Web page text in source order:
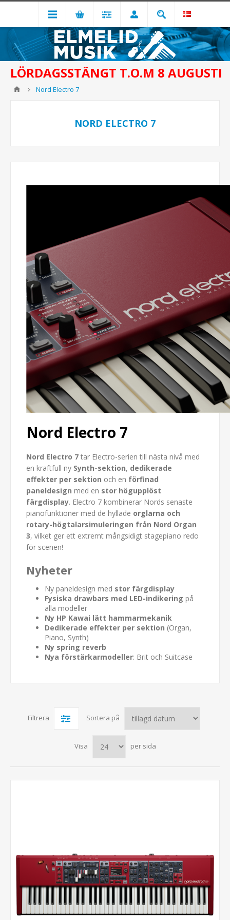
LÖRDAGSSTÄNGT T.O.M 8 AUGUSTI
Nord Electro 7
NORD ELECTRO 7
Nord Electro 7
Nord Electro 7 tar Electro-serien till nästa nivå med
en kraftfull ny Synth-sektion, dedikerade
effekter per sektion och en förfinad
paneldesign med en stor högupplöst
färgdisplay. Electro 7 kombinerar Nords senaste
pianofunktioner med de hyllade orglarna och
rotary-högtalarsimuleringen från Nord Organ
3, vilket ger ett extremt mångsidigt stagepiano redo
för scenen!
Nyheter
Ny paneldesign med stor färgdisplay
Fysiska drawbars med LED-indikering på
alla modeller
Ny HP Kawai lätt hammarmekanik
Dedikerade effekter per sektion (Organ,
Piano, Synth)
Ny spring reverb
Nya förstärkarmodeller: Brit och Suitcase
Filtrera Sortera på
Visa per sida